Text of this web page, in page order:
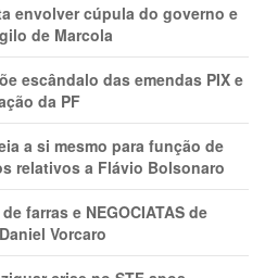
envolver cúpula do governo e
de Marcola
escândalo das emendas PIX e
da PF
a si mesmo para função de
relativos a Flávio Bolsonaro
farras e NEGOCIATAS de
Vorcaro